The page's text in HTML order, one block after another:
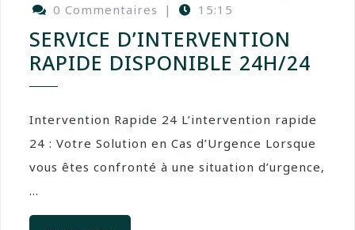
0 Commentaires
| 15:15
SERVICE D’INTERVENTION
RAPIDE DISPONIBLE 24H/24
Intervention Rapide 24 L’intervention rapide
24 : Votre Solution en Cas d’Urgence Lorsque
vous êtes confronté à une situation d’urgence,
...